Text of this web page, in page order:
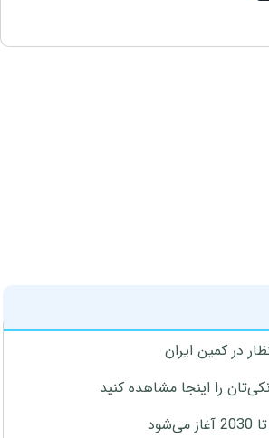
در کمین ایران
را اینجا مشاهده کنید